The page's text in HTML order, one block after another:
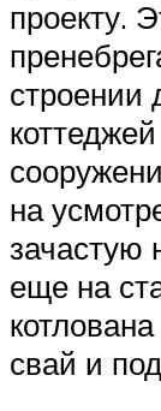
проекту.
строении
на
зачастую
еще на
свай и